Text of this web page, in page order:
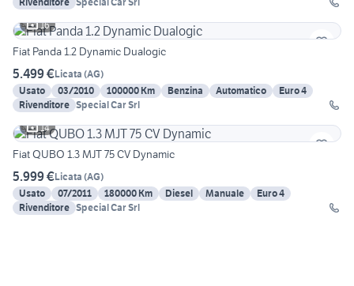
16
Fiat Panda 1.2 Dynamic Dualogic
5.499 €Licata (AG)
Usato
03/2010 100000 Km Benzina Automatico
Euro 4
Rivenditore Special Car Srl
14
Fiat QUBO 1.3 MJT 75 CV Dynamic
5.999 €Licata (AG)
Usato
07/2011 180000 Km Diesel Manuale
Euro 4
Rivenditore Special Car Srl